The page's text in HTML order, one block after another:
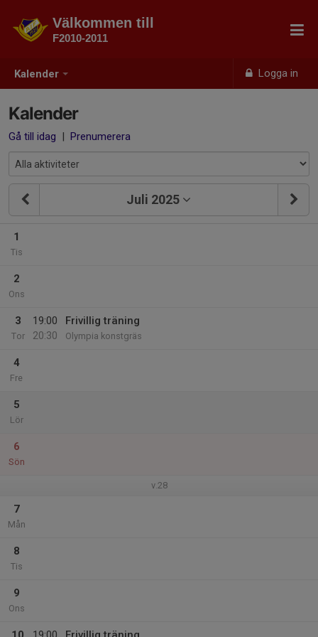
Kalender Logga in
Välkommen till
F2010-2011
Kalender
Gå till idag | Prenumerera
Juli 2025
1
Tis
2
Ons
3
Tor
19:00
20:30
Frivillig träning
Olympia konstgräs
4
Fre
5
Lör
6
Sön
v.28
7
Mån
8
Tis
9
Ons